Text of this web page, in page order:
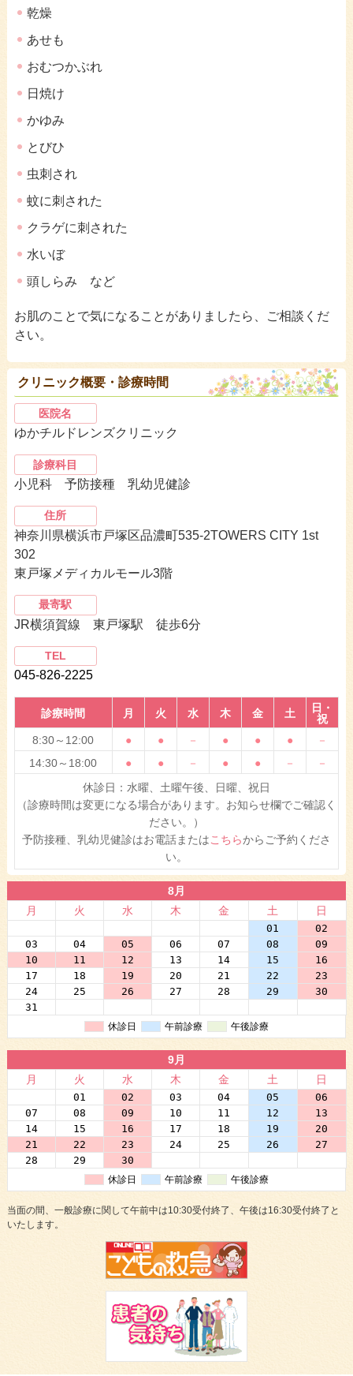
乾燥
あせも
おむつかぶれ
日焼け
かゆみ
とびひ
虫刺され
蚊に刺された
クラゲに刺された
水いぼ
頭しらみ など
お肌のことで気になることがありましたら、ご相談くだ
さい。
クリニック概要・診療時間
医院名
ゆかチルドレンズクリニック
診療科目
小児科 予防接種 乳幼児健診
住所
神奈川県横浜市戸塚区品濃町535-2TOWERS CITY 1st
302
東戸塚メディカルモール3階
最寄駅
JR横須賀線 東戸塚駅 徒歩6分
TEL
045-826-2225
診療時間 月 火 水 木 金 土
日・
祝
休診日：水曜、土曜午後、日曜、祝日
（診療時間は変更になる場合があります。お知らせ欄でご確認く
ださい。）
予防接種、乳幼児健診はお電話またはこちらからご予約くださ
い。
8:30～12:00 ● ● － ● ● ●
－
14:30～18:00
● ● － ● ● － －
8月
月
火 水 木 金 土 日
01
02
03
04 05 06 07 08
09
10
11 12 13 14 15
16
17
18 19 20 21 22
23
24
25 26 27 28 29
30
31
休診日 午前診療 午後診療
9月
月
火 水 木 金 土 日
01 02 03 04 05
06
07
08 09 10 11 12
13
14
15 16 17 18 19
20
21
22 23 24 25 26
27
28
29 30
休診日 午前診療 午後診療
当面の間、一般診療に関して午前中は10:30受付終了、午後は16:30受付終了と
いたします。